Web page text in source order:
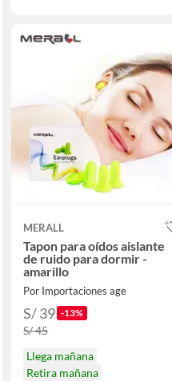
MERALL
Tapon para oídos aislante
de ruido para dormir -
amarillo
Por Importaciones age
S/ 39 -13%
S/ 45
Llega mañana
Retira mañana